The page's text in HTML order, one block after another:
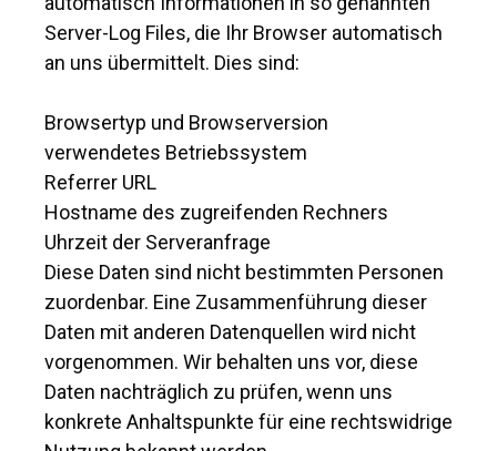
Server-Log Files, die Ihr Browser automatisch
an uns übermittelt. Dies sind:
Browsertyp und Browserversion
verwendetes Betriebssystem
Referrer URL
Hostname des zugreifenden Rechners
Uhrzeit der Serveranfrage
Diese Daten sind nicht bestimmten Personen
zuordenbar. Eine Zusammenführung dieser
Daten mit anderen Datenquellen wird nicht
vorgenommen. Wir behalten uns vor, diese
Daten nachträglich zu prüfen, wenn uns
konkrete Anhaltspunkte für eine rechtswidrige